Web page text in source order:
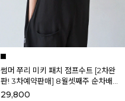
썸머 쭈리 미키 패치 점프수트 [2차완
판! 3차예약판매] 8월셋째주 순차배
송
29,800